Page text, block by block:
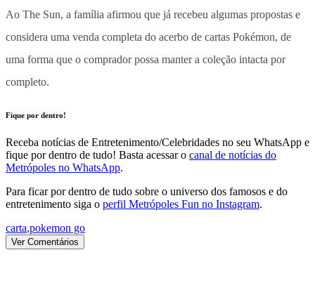
Ao The Sun, a família afirmou que já recebeu algumas propostas e
considera uma venda completa do acerbo de cartas Pokémon, de
uma forma que o comprador possa manter a coleção intacta por
completo.
Fique por dentro!
Receba notícias de Entretenimento/Celebridades no seu WhatsApp e
fique por dentro de tudo! Basta acessar o canal de notícias do
Metrópoles no WhatsApp.
Para ficar por dentro de tudo sobre o universo dos famosos e do
entretenimento siga o perfil Metrópoles Fun no Instagram.
carta,pokemon go
Ver Comentários